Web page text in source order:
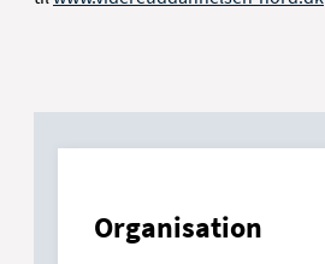
Organisation